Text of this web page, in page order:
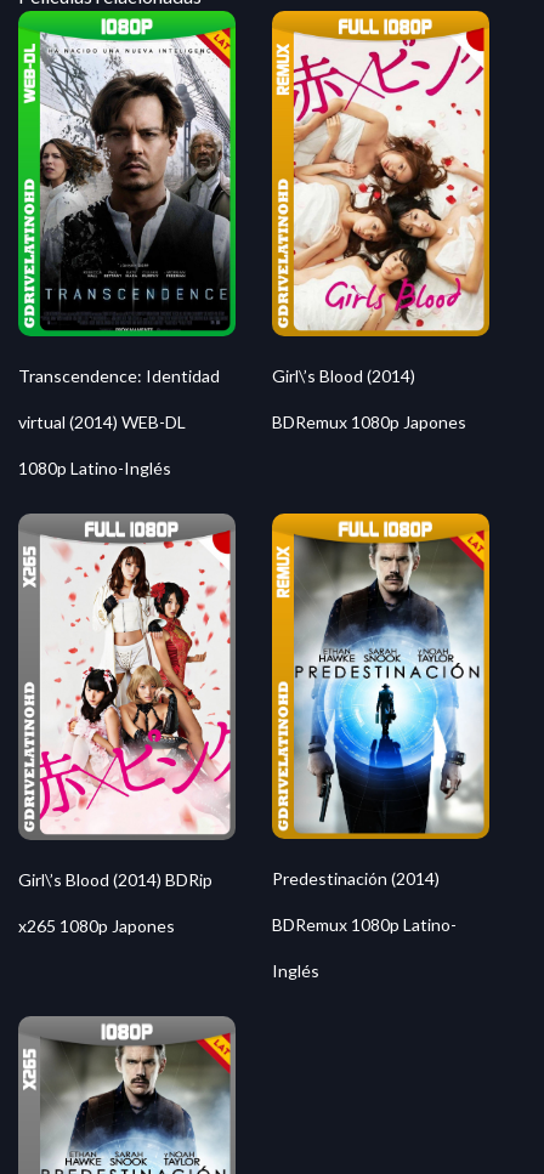
Transcendence: Identidad
virtual (2014) WEB-DL
1080p Latino-Inglés
Girl\’s Blood (2014)
BDRemux 1080p Japones
Girl\’s Blood (2014) BDRip
x265 1080p Japones
Predestinación (2014)
BDRemux 1080p Latino-
Inglés